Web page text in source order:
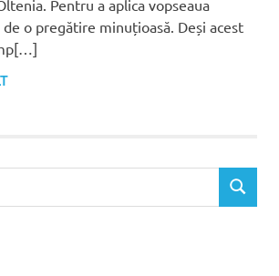
Pentru a aplica vopseaua
o pregătire minuțioasă. Deși acest
C